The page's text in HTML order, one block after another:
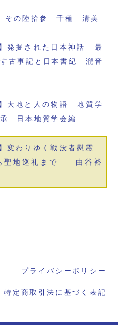
その陸拾参 千種 清美
】発掘された日本神話 最
古事記と日本書紀 瀧音
大地と人の物語―地質学
日本地質学会編
】変わりゆく戦没者慰霊
聖地巡礼まで― 由谷裕
プライバシーポリシー
特定商取引法に基づく表記